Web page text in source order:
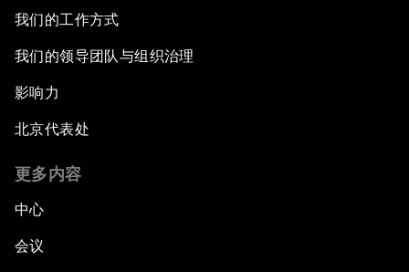
我们的工作方式
我们的领导团队与组织治理
影响力
北京代表处
更多内容
中心
会议